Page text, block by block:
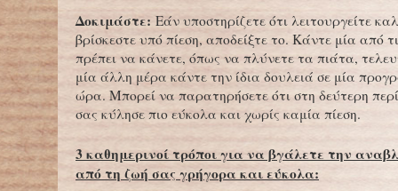
Δοκιμάστε: Εάν υποστηρίζετε ότι λειτουργείτε
βρίσκεστε υπό πίεση, αποδείξτε το. Κάντε μία από
πρέπει να κάνετε, όπως να πλύνετε τα πιάτα,
μία άλλη μέρα κάντε την ίδια δουλειά σε μία
ώρα. Μπορεί να παρατηρήσετε ότι στη δεύτερη
σας κύλησε πιο εύκολα και χωρίς καμία πίεση.
3 καθημερινοί τρόποι για να βγάλετε την
από τη ζωή σας γρήγορα και εύκολα: